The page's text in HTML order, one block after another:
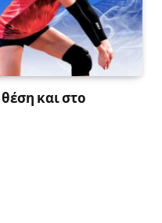
και στο